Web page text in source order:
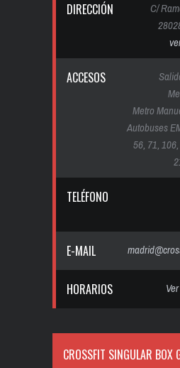
DIRECCIÓN
C/
ACCESOS
Metro
Autobuses
56, 71,
TELÉFONO
E-MAIL
HORARIOS
CROSSFIT SINGULAR BOX